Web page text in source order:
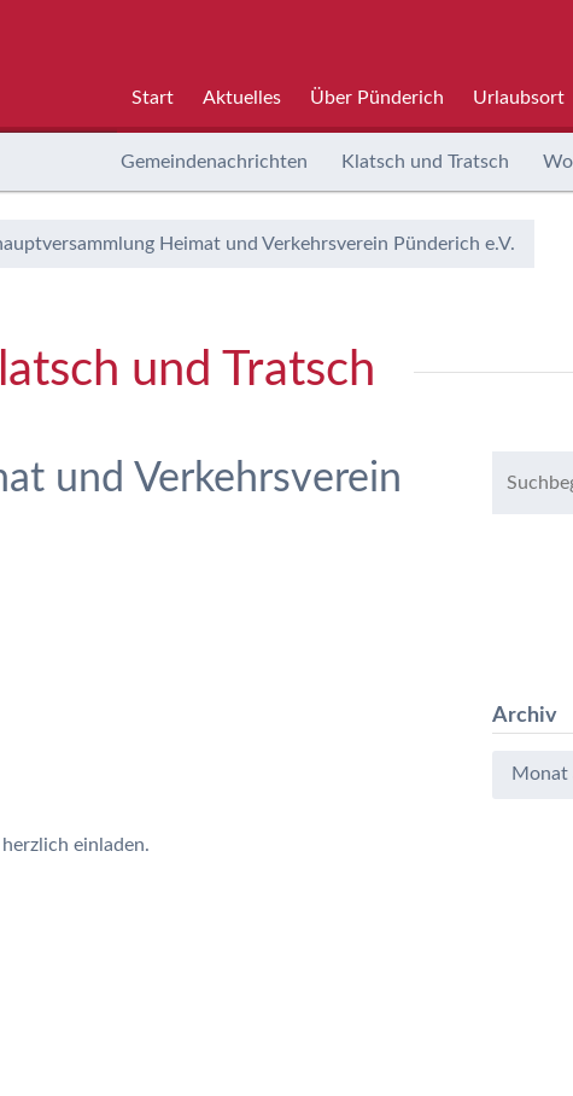
Start Aktuelles Über Pünderich Urlaubsort
Gemeindenachrichten Klatsch und Tratsch
Heimat und Verkehrsverein Pünderich e.V.
und Tratsch
und Verkehrsverein
einladen.
Archiv